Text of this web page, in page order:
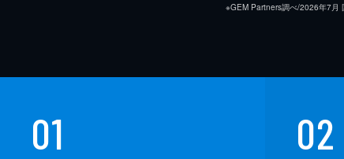
※GEM Partners調べ/2026年7⽉
01 02